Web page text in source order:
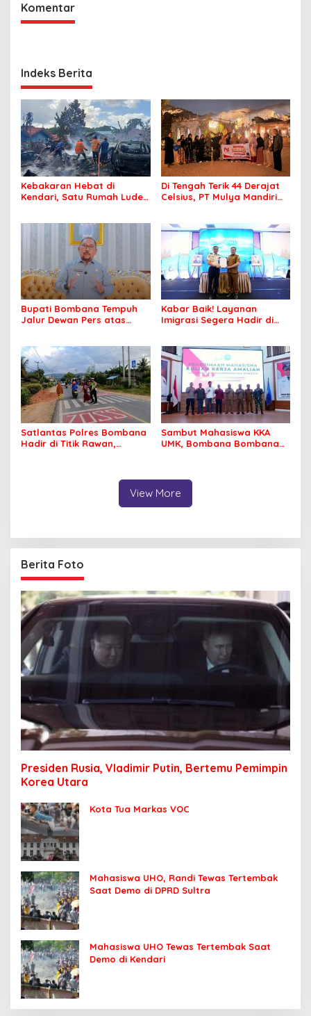
Komentar
Indeks Berita
Kebakaran Hebat di
Kendari, Satu Rumah Ludes
Di Tengah Terik 44 Derajat
Celsius, PT Mulya Mandiri
Nyaman Beribadah
Bupati Bombana Tempuh
Jalur Dewan Pers atas
Kabar Baik! Layanan
Imigrasi Segera Hadir di
Satlantas Polres Bombana
Hadir di Titik Rawan,
Sambut Mahasiswa KKA
UMK, Bombana Bombana
View More
Berita Foto
Presiden Rusia, Vladimir Putin, Bertemu Pemimpin
Korea Utara
Kota Tua Markas VOC
Mahasiswa UHO, Randi Tewas Tertembak
Saat Demo di DPRD Sultra
Mahasiswa UHO Tewas Tertembak Saat
Demo di Kendari